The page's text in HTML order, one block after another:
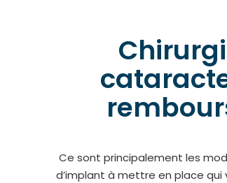
Ce sont principalement les
d’implant à mettre en place